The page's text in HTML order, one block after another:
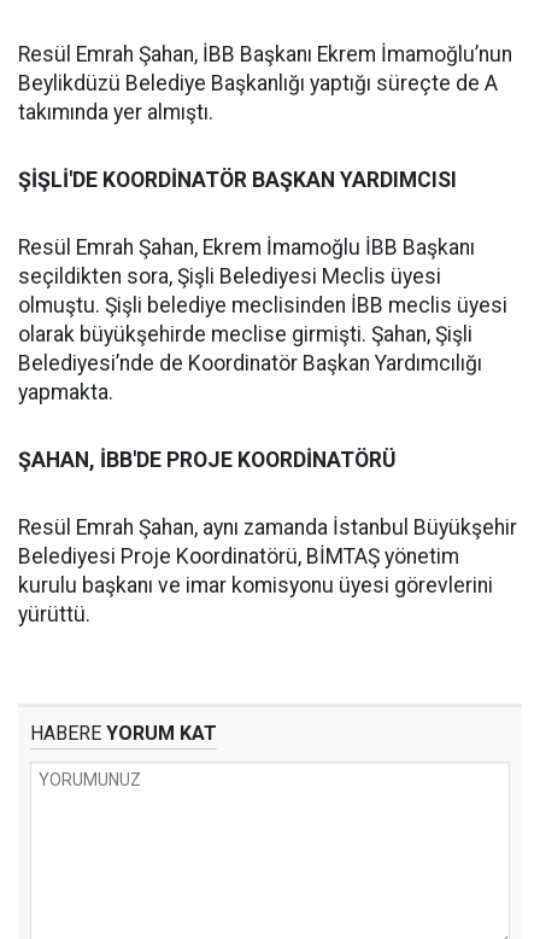
Resül Emrah Şahan, İBB Başkanı Ekrem İmamoğlu’nun
Beylikdüzü Belediye Başkanlığı yaptığı süreçte de A
takımında yer almıştı.
ŞİŞLİ'DE KOORDİNATÖR BAŞKAN YARDIMCISI
Resül Emrah Şahan, Ekrem İmamoğlu İBB Başkanı
seçildikten sora, Şişli Belediyesi Meclis üyesi
olmuştu. Şişli belediye meclisinden İBB meclis üyesi
olarak büyükşehirde meclise girmişti. Şahan, Şişli
Belediyesi’nde de Koordinatör Başkan Yardımcılığı
yapmakta.
ŞAHAN, İBB'DE PROJE KOORDİNATÖRÜ
Resül Emrah Şahan, aynı zamanda İstanbul Büyükşehir
Belediyesi Proje Koordinatörü, BİMTAŞ yönetim
kurulu başkanı ve imar komisyonu üyesi görevlerini
yürüttü.
HABERE YORUM KAT